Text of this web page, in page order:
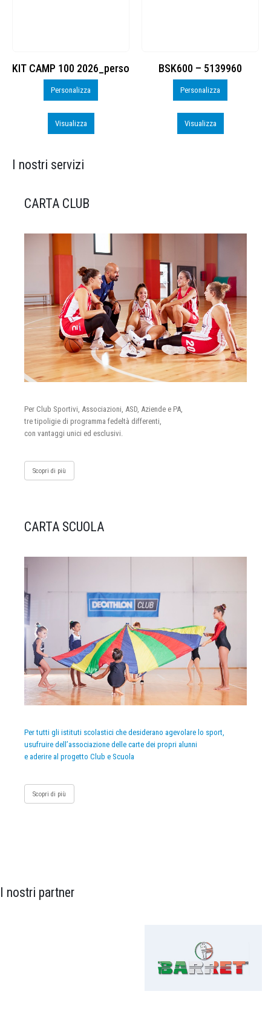
KIT CAMP 100 2026_perso
Personalizza
Visualizza
BSK600 – 5139960
Personalizza
Visualizza
I nostri servizi
CARTA CLUB
Per Club Sportivi, Associazioni, ASD, Aziende e PA,
tre tipoligie di programma fedeltà differenti,
con vantaggi unici ed esclusivi.
Scopri di più
CARTA SCUOLA
Per tutti gli istituti scolastici che desiderano agevolare lo sport,
usufruire dell’associazione delle carte dei propri alunni
e aderire al progetto Club e Scuola
Scopri di più
I nostri partner